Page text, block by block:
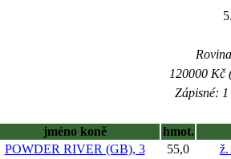
120000 Kč
Zápisné:
jméno koně
hmot.
POWDER RIVER (GB), 3 55,0